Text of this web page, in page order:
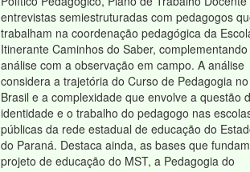
entrevistas semiestruturadas com pedagogos
trabalham na coordenação pedagógica da
Itinerante Caminhos do Saber,
análise com a observação em campo. A análise
considera a trajetória do Curso de Pedagogia no
Brasil e a complexidade que envolve a questão
identidade e o trabalho do pedagogo nas
públicas da rede estadual de educação do
do Paraná. Destaca ainda, as bases que
projeto de educação do MST, a Pedagogia do